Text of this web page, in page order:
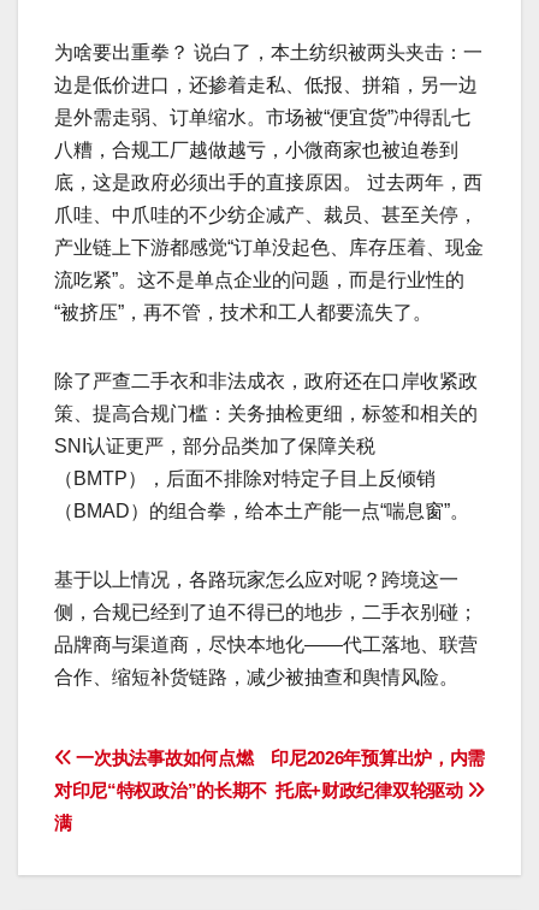
为啥要出重拳？ 说白了，本土纺织被两头夹击：一
边是低价进口，还掺着走私、低报、拼箱，另一边
是外需走弱、订单缩水。市场被“便宜货”冲得乱七
八糟，合规工厂越做越亏，小微商家也被迫卷到
底，这是政府必须出手的直接原因。 过去两年，西
爪哇、中爪哇的不少纺企减产、裁员、甚至关停，
产业链上下游都感觉“订单没起色、库存压着、现金
流吃紧”。这不是单点企业的问题，而是行业性的
“被挤压”，再不管，技术和工人都要流失了。
除了严查二手衣和非法成衣，政府还在口岸收紧政
策、提高合规门槛：关务抽检更细，标签和相关的
SNI认证更严，部分品类加了保障关税
（BMTP），后面不排除对特定子目上反倾销
（BMAD）的组合拳，给本土产能一点“喘息窗”。
基于以上情况，各路玩家怎么应对呢？跨境这一
侧，合规已经到了迫不得已的地步，二手衣别碰；
品牌商与渠道商，尽快本地化——代工落地、联营
合作、缩短补货链路，减少被抽查和舆情风险。
文
章
导
印尼2026年预算出炉，内需
托底+财政纪律双轮驱动
一次执法事故如何点燃
对印尼“特权政治”的长期不
满